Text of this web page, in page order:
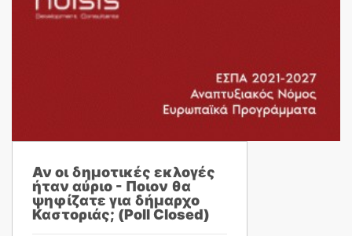
Αν οι δημοτικές εκλογές
ήταν αύριο - Ποιον θα
ψηφίζατε για δήμαρχο
Καστοριάς; (Poll Closed)